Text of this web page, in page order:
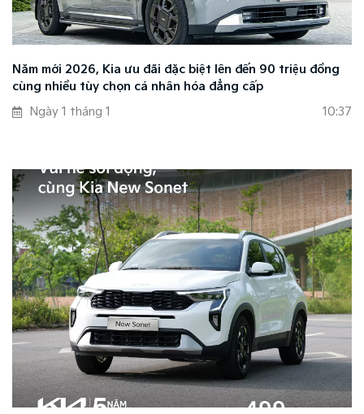
Năm mới 2026, Kia ưu đãi đặc biệt lên đến 90 triệu đồng
cùng nhiều tùy chọn cá nhân hóa đẳng cấp
Ngày 1 tháng 1
10:37